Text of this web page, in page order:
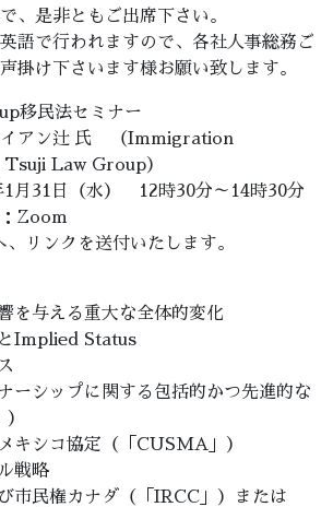
、是非ともご出席下さい。
語で行われますので、各社人事総務ご
掛け下さいます様お願い致します。
移民法セミナー
イアン辻 氏 （Immigration
Law Group）
31日（水） 12時30分～14時30分
Zoom
リンクを送付いたします。
を与える重大な全体的変化
Implied Status
ーシップに関する包括的かつ先進的な
キシコ協定（「CUSMA」）
戦略
市民権カナダ（「IRCC」）または